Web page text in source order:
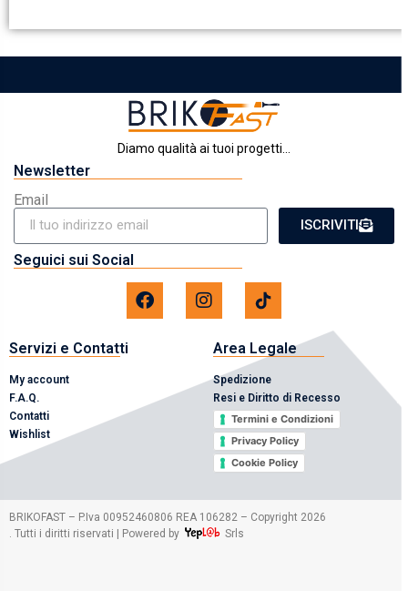
Diamo qualità ai tuoi progetti...
Newsletter
Email
ISCRIVITI
Seguici sui Social
Servizi e Contatti
My account
F.A.Q.
Contatti
Wishlist
Area Legale
Spedizione
Resi e Diritto di Recesso
Termini e Condizioni
Privacy Policy
Cookie Policy
BRIKOFAST – P.Iva 00952460806 REA 106282 – Copyright 2026
. Tutti i diritti riservati | Powered by
Srls